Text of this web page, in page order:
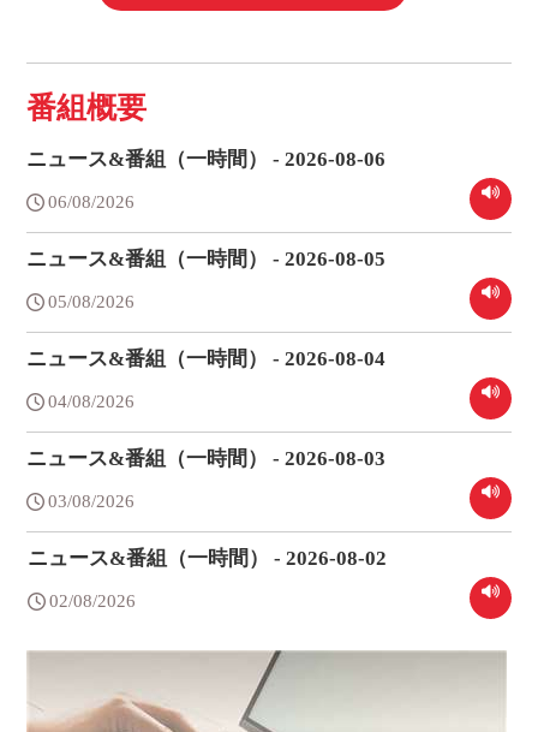
番組概要
ニュース&番組（一時間） - 2026-08-06
06/08/2026
ニュース&番組（一時間） - 2026-08-05
05/08/2026
ニュース&番組（一時間） - 2026-08-04
04/08/2026
ニュース&番組（一時間） - 2026-08-03
03/08/2026
ニュース&番組（一時間） - 2026-08-02
02/08/2026